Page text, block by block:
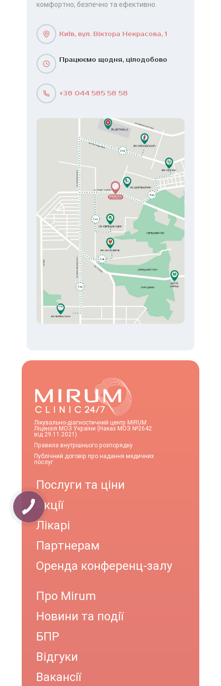
комфортно, безпечно та ефективно.
Київ, вул. Віктора Некрасова, 1
Працюємо щодня, цілодобово
+38 044 585 58 58
Лікувально-діагностичний центр MIRUM
Ліцензія МОЗ України (Наказ МОЗ №2642
від 29.11.2021)
Правила внутрішнього розпорядку
Публічний договір про надання медичних
послуг
Послуги та ціни
Акції
Лікарі
Партнерам
Оренда конференц-залу
Про Mirum
Новини та події
БПР
Відгуки
Вакансії